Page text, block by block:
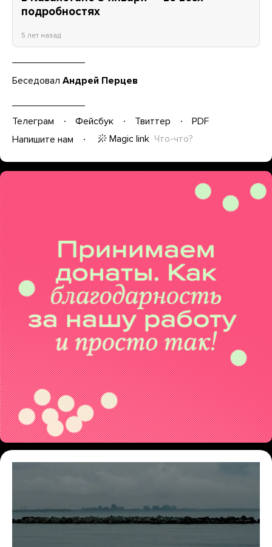
подробностях
5 лет назад
Беседовал Андрей Перцев
Телеграм Фейсбук Твиттер
PDF
Напишите нам
Magic link Что-что?